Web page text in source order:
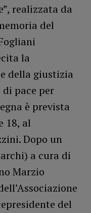
realizzata da
del
la
della giustizia
pace per
è prevista
18, al
Dopo un
a cura di
Marzio
del